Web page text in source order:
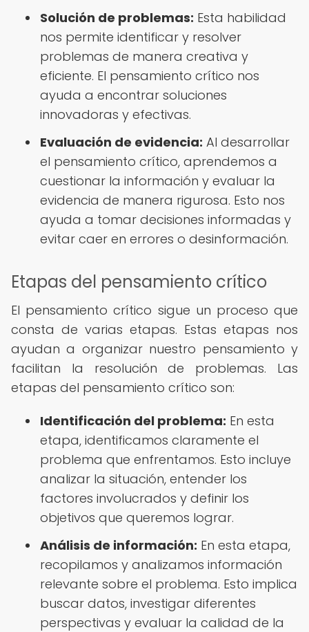
Solución de problemas: Esta habilidad
nos permite identificar y resolver
problemas de manera creativa y
eficiente. El pensamiento crítico nos
ayuda a encontrar soluciones
innovadoras y efectivas.
Evaluación de evidencia: Al desarrollar
el pensamiento crítico, aprendemos a
cuestionar la información y evaluar la
evidencia de manera rigurosa. Esto nos
ayuda a tomar decisiones informadas y
evitar caer en errores o desinformación.
Etapas del pensamiento crítico
El pensamiento crítico sigue un proceso que
consta de varias etapas. Estas etapas nos
ayudan a organizar nuestro pensamiento y
facilitan la resolución de problemas. Las
etapas del pensamiento crítico son:
Identificación del problema: En esta
etapa, identificamos claramente el
problema que enfrentamos. Esto incluye
analizar la situación, entender los
factores involucrados y definir los
objetivos que queremos lograr.
Análisis de información: En esta etapa,
recopilamos y analizamos información
relevante sobre el problema. Esto implica
buscar datos, investigar diferentes
perspectivas y evaluar la calidad de la